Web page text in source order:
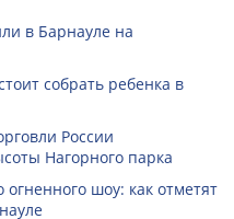
в Барнауле на
собрать ребенка в
России
Нагорного парка
шоу: как отметят